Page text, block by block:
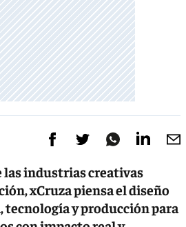
las industrias creativas
xCruza piensa el diseño
y producción para